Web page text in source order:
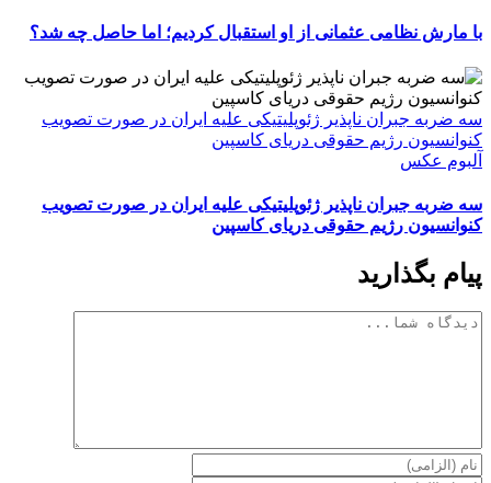
با مارش نظامی عثمانی از او استقبال کردیم؛ اما حاصل چه شد؟
سه ضربه جبران ناپذیر ژئوپلیتیکی علیه ایران در صورت تصویب
کنوانسیون رژیم حقوقی دریای کاسپین
آلبوم عکس
سه ضربه جبران ناپذیر ژئوپلیتیکی علیه ایران در صورت تصویب
کنوانسیون رژیم حقوقی دریای کاسپین
پیام بگذارید
دیدگاه